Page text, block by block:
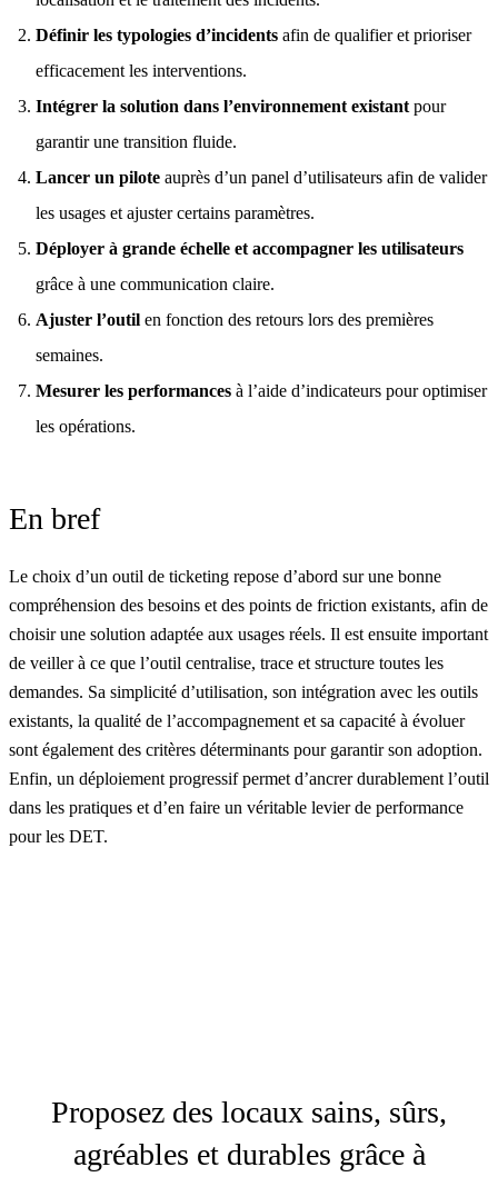
Définir les typologies d’incidents afin de qualifier et prioriser
efficacement les interventions.
Intégrer la solution dans l’environnement existant pour
garantir une transition fluide.
Lancer un pilote auprès d’un panel d’utilisateurs afin de valider
les usages et ajuster certains paramètres.
Déployer à grande échelle et accompagner les utilisateurs
grâce à une communication claire.
Ajuster l’outil en fonction des retours lors des premières
semaines.
Mesurer les performances à l’aide d’indicateurs pour optimiser
les opérations.
En bref
Le choix d’un outil de ticketing repose d’abord sur une bonne
compréhension des besoins et des points de friction existants, afin de
choisir une solution adaptée aux usages réels. Il est ensuite important
de veiller à ce que l’outil centralise, trace et structure toutes les
demandes. Sa simplicité d’utilisation, son intégration avec les outils
existants, la qualité de l’accompagnement et sa capacité à évoluer
sont également des critères déterminants pour garantir son adoption.
Enfin, un déploiement progressif permet d’ancrer durablement l’outil
dans les pratiques et d’en faire un véritable levier de performance
pour les DET.
Proposez des locaux sains, sûrs,
agréables et durables grâce à